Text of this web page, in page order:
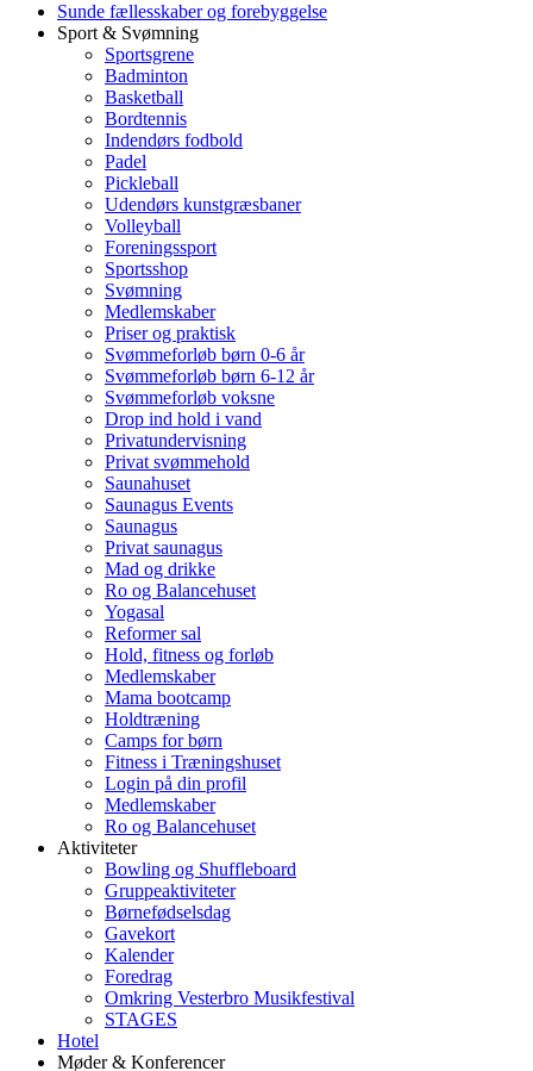
Sunde fællesskaber og forebyggelse
Sport & Svømning
Sportsgrene
Badminton
Basketball
Bordtennis
Indendørs fodbold
Padel
Pickleball
Udendørs kunstgræsbaner
Volleyball
Foreningssport
Sportsshop
Svømning
Medlemskaber
Priser og praktisk
Svømmeforløb børn 0-6 år
Svømmeforløb børn 6-12 år
Svømmeforløb voksne
Drop ind hold i vand
Privatundervisning
Privat svømmehold
Saunahuset
Saunagus Events
Saunagus
Privat saunagus
Mad og drikke
Ro og Balancehuset
Yogasal
Reformer sal
Hold, fitness og forløb
Medlemskaber
Mama bootcamp
Holdtræning
Camps for børn
Fitness i Træningshuset
Login på din profil
Medlemskaber
Ro og Balancehuset
Aktiviteter
Bowling og Shuffleboard
Gruppeaktiviteter
Børnefødselsdag
Gavekort
Kalender
Foredrag
Omkring Vesterbro Musikfestival
STAGES
Hotel
Møder & Konferencer